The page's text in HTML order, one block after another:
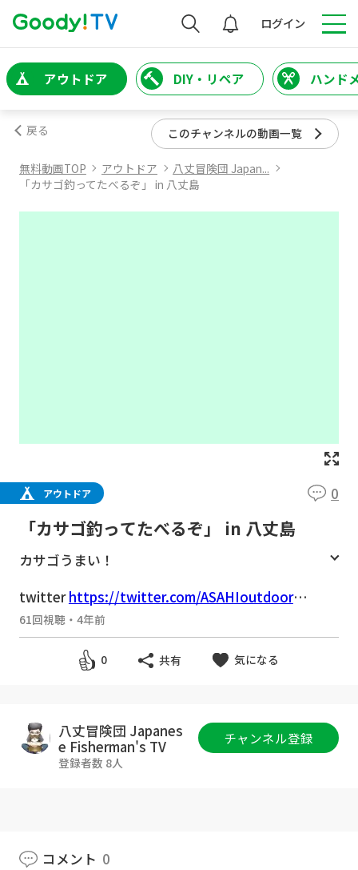
検索 ログイン
アウトドア DIY・リペア ハンド
戻る このチャンネルの動画一覧
無料動画TOP アウトドア
八丈冒険団 Japan...
「カサゴ釣ってたべるぞ」 in 八丈島
アウトドア 0
「カサゴ釣ってたべるぞ」 in 八丈島
カサゴうまい！
twitterhttps://twitter.com/ASAHIoutdoor
ニコ動基地：http://www.nicovideo.jp/mylist/
30114512
61回視聴 ・ 4年前
0 共有 気になる
八丈冒険団 Japanes
e Fisherman's TV
登録者数 8人
チャンネル登録
コメント 0